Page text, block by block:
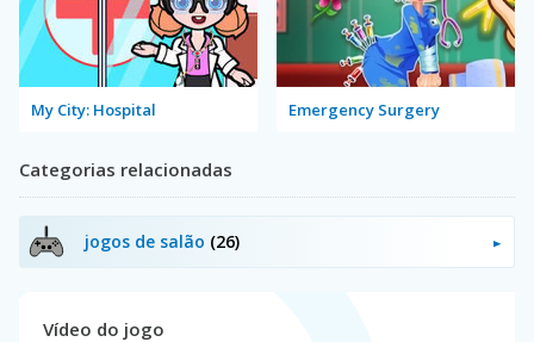
My City: Hospital Emergency Surgery
Categorias relacionadas
jogos de salão (26)
Vídeo do jogo